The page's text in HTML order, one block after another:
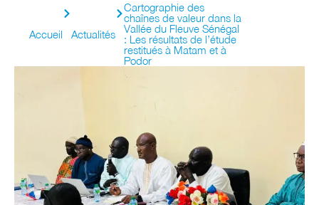
Accueil Actualités
Cartographie des
chaînes de valeur dans la
Vallée du Fleuve Sénégal
: Les résultats de l’étude
restitués à Matam et à
Podor